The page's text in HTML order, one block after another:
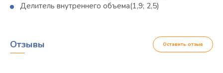
Делитель внутреннего объема(1,9; 2,5)
Отзывы Оставить отзыв